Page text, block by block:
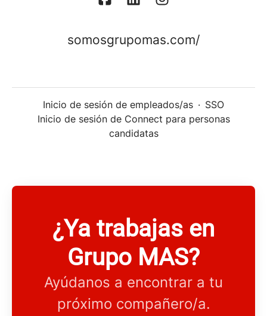
somosgrupomas.com/
Inicio de sesión de empleados/as · SSO
Inicio de sesión de Connect para personas
candidatas
¿Ya trabajas en
Grupo MAS?
Ayúdanos a encontrar a tu
próximo compañero/a.